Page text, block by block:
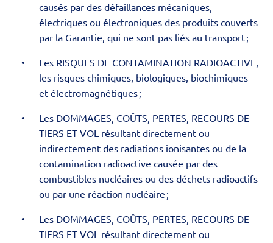
causés par des défaillances mécaniques,
électriques ou électroniques des produits couverts
par la Garantie, qui ne sont pas liés au transport ;
Les RISQUES DE CONTAMINATION RADIOACTIVE,
les risques chimiques, biologiques, biochimiques
et électromagnétiques ;
Les DOMMAGES, COÛTS, PERTES, RECOURS DE
TIERS ET VOL résultant directement ou
indirectement des radiations ionisantes ou de la
contamination radioactive causée par des
combustibles nucléaires ou des déchets radioactifs
ou par une réaction nucléaire ;
Les DOMMAGES, COÛTS, PERTES, RECOURS DE
TIERS ET VOL résultant directement ou